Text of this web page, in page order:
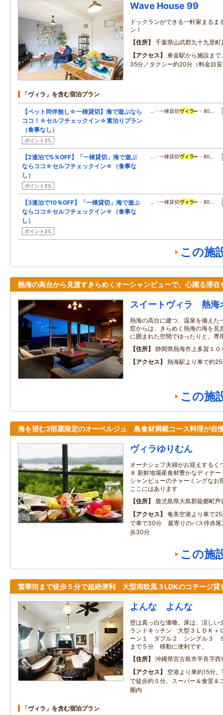
Wave House 99
ドックランができる一軒家まる
ン！
住所
千葉県山武郡九十九里町
アクセス
東金駅から施設ま
35分／タクシー約20分（料金目
「ヴィラ」を含む宿泊プラン
【ペット同伴無し☆一棟貸切】海で遊ぶなら
ココ！☆セルフチェックイン☆素泊りプラン
（食事なし）
ポイント2%
…・一棟貸切ヴィラ━･･ 80…
【2連泊で5％OFF】「一棟貸切」海で遊ぶ
ならココ☆セルフチェックイン☆（食事な
し）
ポイント2%
…・一棟貸切ヴィラ━･･ 80…
【3連泊で10％OFF】「一棟貸切」海で遊ぶ
ならココ☆セルフチェックイン☆（食事な
し）
ポイント2%
…・一棟貸切ヴィラ━･･ 80…
この施
熱海の高台から見渡すきらめくオーシャンビューで、心躍る滞在
スイートヴィラ 熱海
熱海の高台に建つ、温泉を備えた
窓からは、きらめく熱海の海を見
に囲まれた空間でゆったりと。専
住所
静岡県熱海市上多賀１０
アクセス
熱海駅より車で約
この施
海を望む3部屋限定のオーベルジュ 島食材満載コース料理が自
ヴィラゆりむん
オーナシェフ夫婦がお迎えする
８ 新鮮地場産食材豊かなディナ
シャンビューのチャーミングなお
ここにはあります
住所
鹿児島県大島郡龍郷町
アクセス
奄美空港より車で
で車で30分 最寄りのバス停赤尾
歩30分
この施
繁華街まで徒歩５分で超絶便利 大型南欧風３LDKのコテージ貸
よんな よんな
壁は真っ白な漆喰。床は、涼しい
ランドキッチン 大型３ＬＤＫ
ーン１ ダブル２ シングル３
まで５分 移動に便利です。
住所
沖縄県宮古島市平良字
アクセス
空港より車約15分
で徒歩約５分。スーパー＆食堂＆
圏内
「ヴィラ」を含む宿泊プラン